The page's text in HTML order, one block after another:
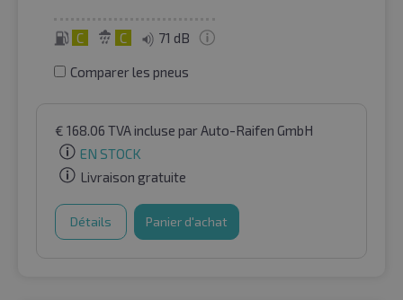
C C 71 dB
Comparer les pneus
€ 168.06 TVA incluse par Auto-Raifen GmbH
EN STOCK
Livraison gratuite
Détails Panier d'achat